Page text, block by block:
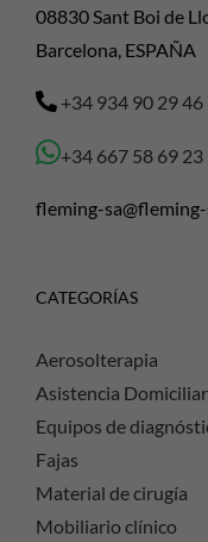
08830 Sant Boi de
Barcelona, ESPAÑA
+34 934 90 29 46
+34 667 58 69 23
fleming-sa@fleming-
CATEGORÍAS
Aerosolterapia
Asistencia
Equipos de
Fajas
Material de cirugía
Mobiliario clínico